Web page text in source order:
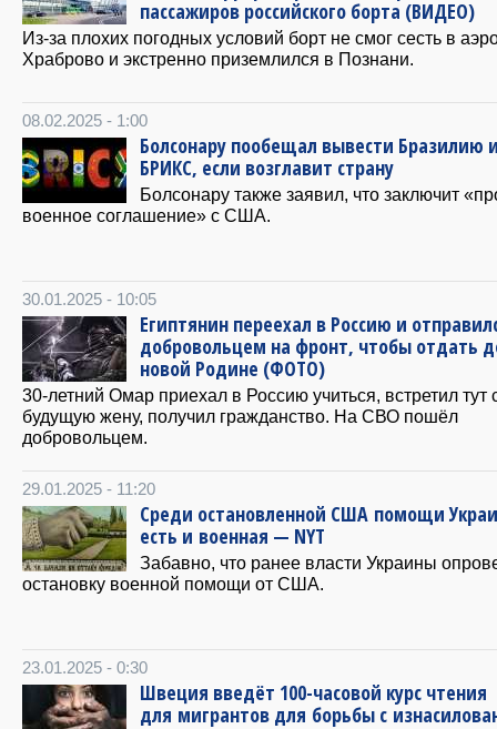
пассажиров российского борта (ВИДЕО)
Из-за плохих погодных условий борт не смог сесть в
Храброво и экстренно приземлился в Познани.
08.02.2025 - 1:00
Болсонару пообещал вывести Бразилию
БРИКС, если возглавит страну
Болсонару также заявил, что заключит
военное соглашение» с США.
30.01.2025 - 10:05
Египтянин переехал в Россию и
добровольцем на фронт, чтобы отдать
новой Родине (ФОТО)
30-летний Омар приехал в Россию учиться, встретил тут
будущую жену, получил гражданство. На СВО пошёл
добровольцем.
29.01.2025 - 11:20
Среди остановленной США помощи
есть и военная — NYT
Забавно, что ранее власти Украины
остановку военной помощи от США.
23.01.2025 - 0:30
Швеция введёт 100-часовой курс чтения
для мигрантов для борьбы с